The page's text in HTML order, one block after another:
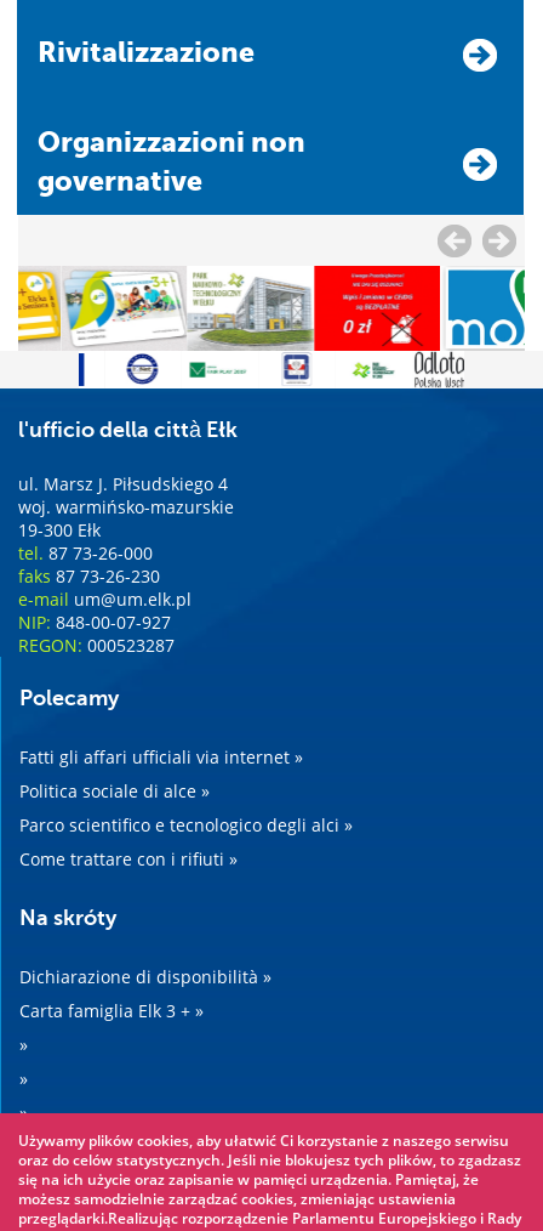
Rivitalizzazione
Organizzazioni non
governative
l'ufficio della città Ełk
ul. Marsz J. Piłsudskiego 4
woj. warmińsko-mazurskie
19-300 Ełk
tel. 87 73-26-000
faks 87 73-26-230
e-mail um@um.elk.pl
NIP: 848-00-07-927
REGON: 000523287
Polecamy
Fatti gli affari ufficiali via internet »
Politica sociale di alce »
Parco scientifico e tecnologico degli alci »
Come trattare con i rifiuti »
Na skróty
Dichiarazione di disponibilità »
Carta famiglia Elk 3 + »
»
»
»
»
Warto zobaczyć
Używamy plików cookies, aby ułatwić Ci korzystanie z naszego serwisu
oraz do celów statystycznych. Jeśli nie blokujesz tych plików, to zgadzasz
się na ich użycie oraz zapisanie w pamięci urządzenia. Pamiętaj, że
możesz samodzielnie zarządzać cookies, zmieniając ustawienia
przeglądarki.Realizując rozporządzenie Parlamentu Europejskiego i Rady